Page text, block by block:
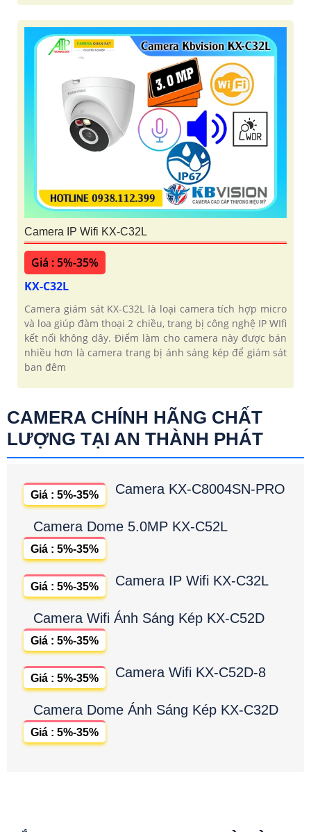
Camera IP Wifi KX-C32L
Giá : 5%-35%
KX-C32L
Camera giám sát KX-C32L là loại camera tích hợp micro
và loa giúp đàm thoại 2 chiều, trang bị công nghệ IP WIfi
kết nối không dây. Điểm làm cho camera này được bán
nhiều hơn là camera trang bị ánh sáng kép để giám sát
ban đêm
CAMERA CHÍNH HÃNG CHẤT
LƯỢNG TẠI AN THÀNH PHÁT
Camera KX-C8004SN-PRO
Giá : 5%-35%
Camera Dome 5.0MP KX-C52L
Giá : 5%-35%
Camera IP Wifi KX-C32L
Giá : 5%-35%
Camera Wifi Ánh Sáng Kép KX-C52D
Giá : 5%-35%
Camera Wifi KX-C52D-8
Giá : 5%-35%
Camera Dome Ánh Sáng Kép KX-C32D
Giá : 5%-35%